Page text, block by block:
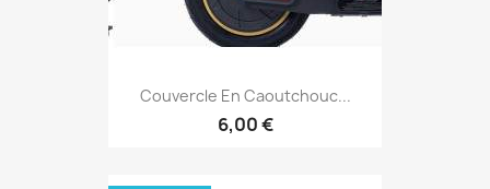
Couvercle En Caoutchouc...
6,00 €